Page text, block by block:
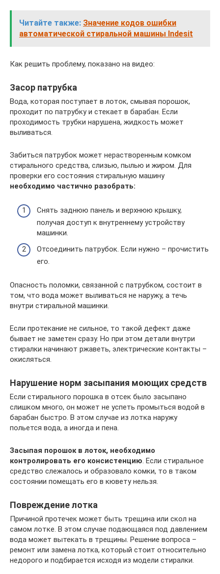
Читайте также: Значение кодов ошибки
автоматической стиральной машины Indesit
Как решить проблему, показано на видео:
Засор патрубка
Вода, которая поступает в лоток, смывая порошок,
проходит по патрубку и стекает в барабан. Если
проходимость трубки нарушена, жидкость может
выливаться.
Забиться патрубок может нерастворенным комком
стирального средства, слизью, пылью и жиром. Для
проверки его состояния стиральную машину
необходимо частично разобрать:
Снять заднюю панель и верхнюю крышку,
получая доступ к внутреннему устройству
машинки.
Отсоединить патрубок. Если нужно – прочистить
его.
Опасность поломки, связанной с патрубком, состоит в
том, что вода может выливаться не наружу, а течь
внутри стиральной машинки.
Если протекание не сильное, то такой дефект даже
бывает не заметен сразу. Но при этом детали внутри
стиралки начинают ржаветь, электрические контакты –
окисляться.
Нарушение норм засыпания моющих средств
Если стирального порошка в отсек было засыпано
слишком много, он может не успеть промыться водой в
барабан быстро. В этом случае из лотка наружу
польется вода, а иногда и пена.
Засыпая порошок в лоток, необходимо
контролировать его консистенцию. Если стиральное
средство слежалось и образовало комки, то в таком
состоянии помещать его в кювету нельзя.
Повреждение лотка
Причиной протечек может быть трещина или скол на
самом лотке. В этом случае подающаяся под давлением
вода может вытекать в трещины. Решение вопроса –
ремонт или замена лотка, который стоит относительно
недорого и подбирается исходя из модели стиралки.